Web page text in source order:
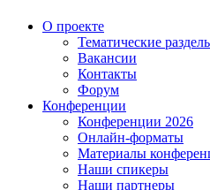
О проекте
Тематические
Вакансии
Контакты
Форум
Конференции
Конференции 2026
Онлайн-форматы
Материалы
Наши спикеры
Наши партнеры